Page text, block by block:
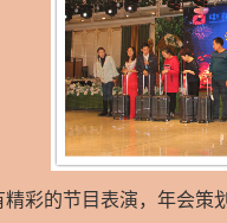
彩的节目表演，年会策